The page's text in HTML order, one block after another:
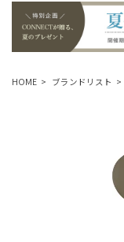
HOME ブランドリスト